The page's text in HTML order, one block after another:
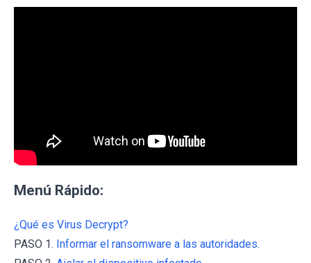
Menú Rápido:
¿Qué es Virus Decrypt?
PASO 1. Informar el ransomware a las autoridades.